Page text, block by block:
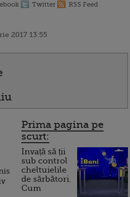
Twitter RSS Feed
2017 13:55
Prima pagina pe
scurt:
Invață să ții
sub control
cheltuielile
de sărbători.
Cum